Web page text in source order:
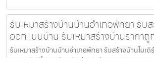
รับเหมาสร้างบ้านบ้านอำเภอพัทยา รับ
ออกแบบบ้าน รับเหมาสร้างบ้านราคาถู
รับเหมาสร้างบ้านบ้านอำเภอพัทยา รับสร้างบ้านโมเ